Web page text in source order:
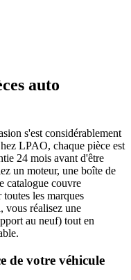
auto
s'est considérablement
LPAO, chaque pièce est
24 mois avant d'être
un moteur, une boîte de
catalogue couvre
les marques
vous réalisez une
au neuf) tout en
de votre véhicule